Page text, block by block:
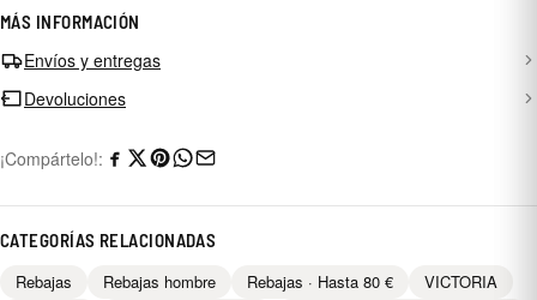
MÁS INFORMACIÓN
Envíos y entregas
Devoluciones
¡Compártelo!:
CATEGORÍAS RELACIONADAS
Rebajas Rebajas hombre Rebajas · Hasta 80 €
VICTORIA